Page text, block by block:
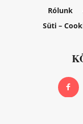
Rólunk
Süti –